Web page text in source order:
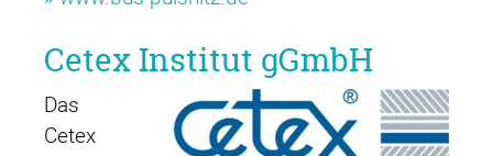
Cetex Institut gGmbH
Das
Cetex